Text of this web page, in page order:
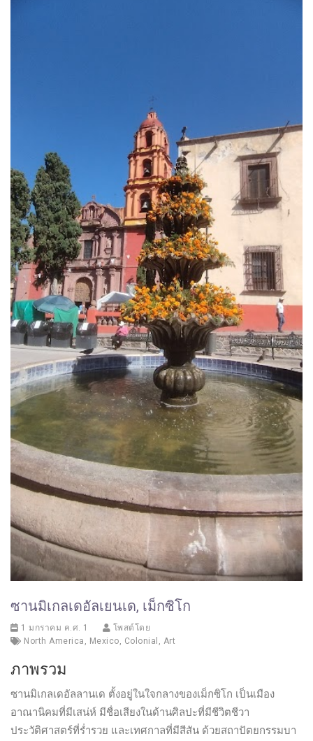
ซานมิเกลเดอัลเยนเด, เม็กซิโก
1 มกราคม ค.ศ. 1
โพสต์โดย
North America , Mexico, Colonial , Art
ภาพรวม
ซานมิเกลเดอัลลานเด ตั้งอยู่ในใจกลางของเม็กซิโก เป็นเมือง
อาณานิคมที่มีเสน่ห์ มีชื่อเสียงในด้านศิลปะที่มีชีวิตชีวา
ประวัติศาสตร์ที่ร่ำรวย และเทศกาลที่มีสีสัน ด้วยสถาปัตยกรรมบา